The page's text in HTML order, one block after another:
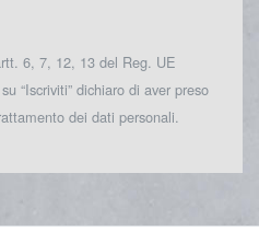
6, 7, 12, 13 del Reg. UE
“Iscriviti” dichiaro di aver preso
dei dati personali.